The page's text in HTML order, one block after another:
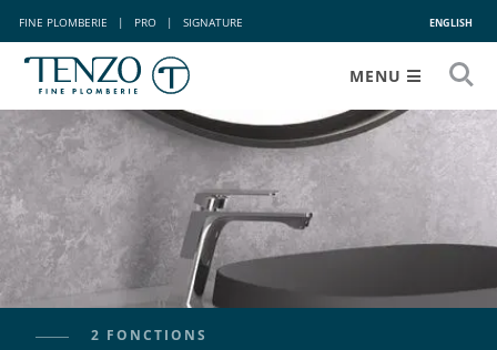
FINE PLOMBERIE | PRO | SIGNATURE ENGLISH
MENU
2 FONCTIONS